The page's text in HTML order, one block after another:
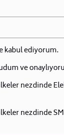
kabul ediyorum.
ve
nezdinde
nezdinde